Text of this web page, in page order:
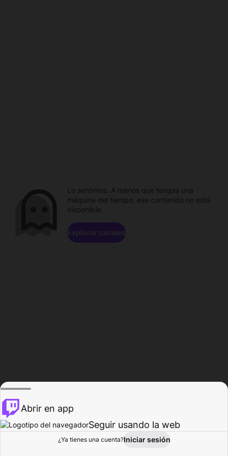
Explorar Actividad
Lo sentimos. A menos que tengas una
máquina del tiempo, ese contenido no está
disponible.
Explorar canales
Abrir en app
Seguir usando la web
¿Ya tienes una cuenta?Iniciar sesión